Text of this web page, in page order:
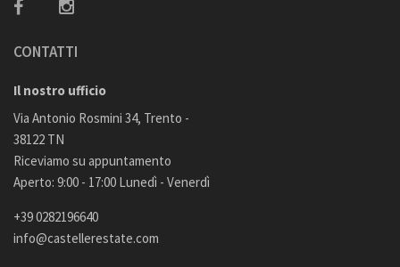
CONTATTI
Il nostro ufficio
Via Antonio Rosmini 34, Trento -
38122 TN
Riceviamo su appuntamento
Aperto: 9:00 - 17:00 Lunedì - Venerdì
+39 0282196640
info@castellerestate.com